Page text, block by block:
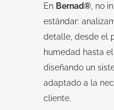
En Bernad® , no
estándar:
detalle, desde el
humedad hasta
diseñando un
adaptado a la
cliente.